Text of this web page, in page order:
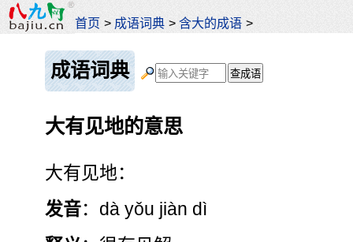
首页 > 成语词典 >含大的成语 >
成语词典
大有见地的意思
大有见地：
发音：dà yǒu jiàn dì